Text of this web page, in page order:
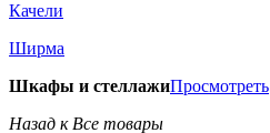
Качели
Ширма
Шкафы и стеллажиПросмотреть
Назад к Все товары